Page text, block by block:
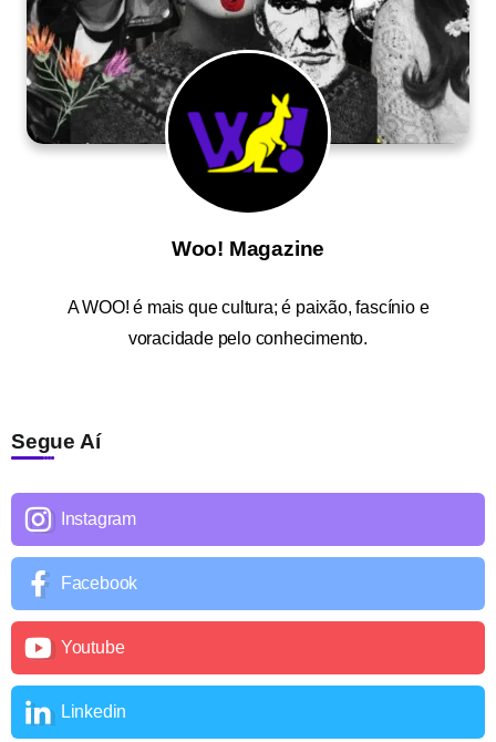
Woo! Magazine
AWOO! é mais que cultura; é paixão, fascínio e
voracidade pelo conhecimento.
Segue Aí
Instagram
Facebook
Youtube
Linkedin